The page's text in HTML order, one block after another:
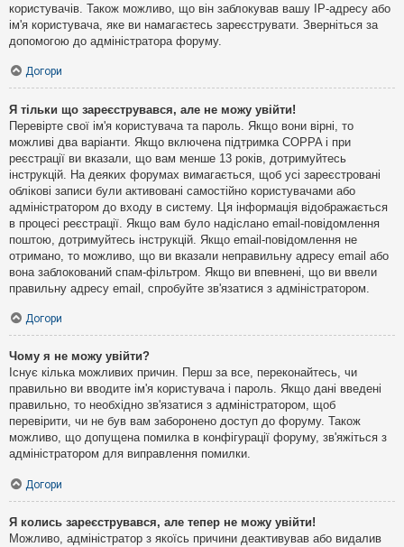
користувачів. Також можливо, що він заблокував вашу IP-адресу або
ім'я користувача, яке ви намагаєтесь зареєструвати. Зверніться за
допомогою до адміністратора форуму.
Догори
Я тільки що зареєструвався, але не можу увійти!
Перевірте свої ім'я користувача та пароль. Якщо вони вірні, то
можливі два варіанти. Якщо включена підтримка COPPA і при
реєстрації ви вказали, що вам менше 13 років, дотримуйтесь
інструкцій. На деяких форумах вимагається, щоб усі зареєстровані
облікові записи були активовані самостійно користувачами або
адміністратором до входу в систему. Ця інформація відображається
в процесі реєстрації. Якщо вам було надіслано email-повідомлення
поштою, дотримуйтесь інструкцій. Якщо email-повідомлення не
отримано, то можливо, що ви вказали неправильну адресу email або
вона заблокований спам-фільтром. Якщо ви впевнені, що ви ввели
правильну адресу email, спробуйте зв'язатися з адміністратором.
Догори
Чому я не можу увійти?
Існує кілька можливих причин. Перш за все, переконайтесь, чи
правильно ви вводите ім'я користувача і пароль. Якщо дані введені
правильно, то необхідно зв'язатися з адміністратором, щоб
перевірити, чи не був вам заборонено доступ до форуму. Також
можливо, що допущена помилка в конфігурації форуму, зв'яжіться з
адміністратором для виправлення помилки.
Догори
Я колись зареєструвався, але тепер не можу увійти!
Можливо, адміністратор з якоїсь причини деактивував або видалив